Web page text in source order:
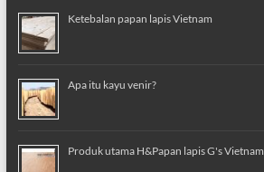
Ketebalan papan lapis Vietnam
Apa itu kayu venir?
Produk utama H&Papan lapis G's Vietnam